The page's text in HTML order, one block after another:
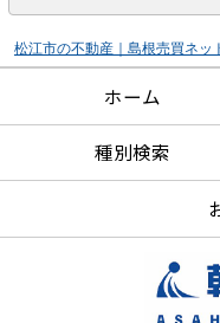
松江市の不動産｜島根売買ネッ
ホーム
種別検索